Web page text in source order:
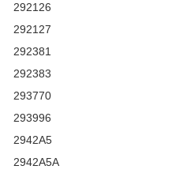
292126
292127
292381
292383
293770
293996
2942A5
2942A5A